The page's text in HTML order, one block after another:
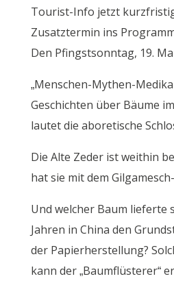
Tourist-Info jetzt
Zusatztermin ins
Den Pfingstsonntag, 19.
„Menschen-Mythen-
Geschichten über Bäume
lautet die aboretische
Die Alte Zeder ist weithin
hat sie mit dem
Und welcher Baum lieferte
Jahren in China den
der Papierherstellung?
kann der „Baumflüsterer“